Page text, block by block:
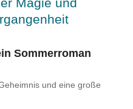
Sommerroman
und eine große